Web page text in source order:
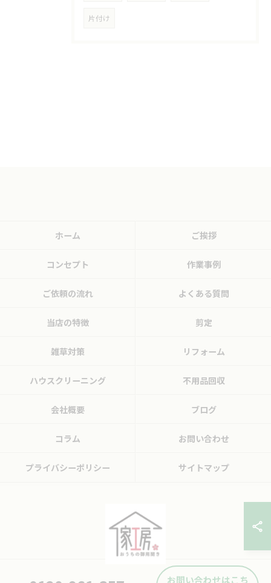
片付け
お問い合わせはこち
ホーム ご挨拶
コンセプト 作業事例
ご依頼の流れ よくある質問
当店の特徴 剪定
雑草対策 リフォーム
ハウスクリーニング 不用品回収
会社概要 ブログ
コラム お問い合わせ
プライバシーポリシー サイトマップ